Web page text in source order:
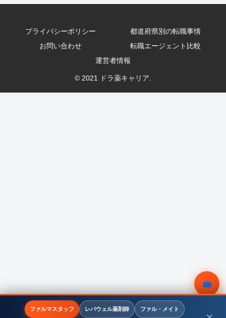
プライバシーポリシー
都道府県別の転職事情
お問い合わせ
転職エージェント比較
運営者情報
© 2021 ドラ薬キャリア.
ファルマスタッフ レバウェル薬剤師 ファル・メイト
💼